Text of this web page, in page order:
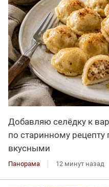
Добавляю селёдку к
по старинному
вкусными
Панорама 12 минут назад